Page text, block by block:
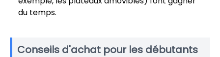
du temps.
Conseils d'achat pour les débutants